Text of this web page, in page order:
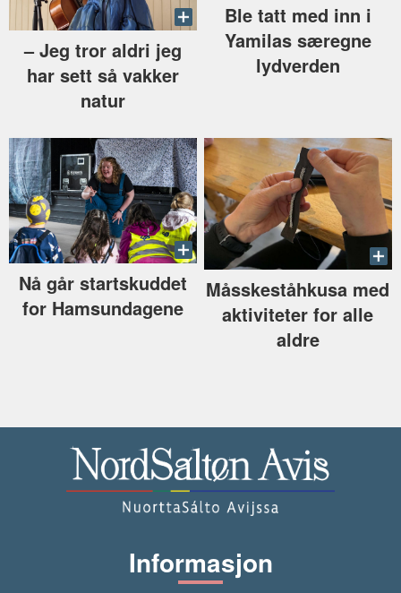
–⁠ Jeg tror aldri jeg
har sett så vakker
natur
Ble tatt med inn i
Yamilas særegne
lydverden
Nå går startskuddet
for Hamsundagene
Måsskeståhkusa med
aktiviteter for alle
aldre
Informasjon